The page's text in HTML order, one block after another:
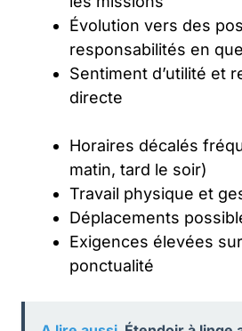
Évolution vers des
responsabilités en
Sentiment d’utilité et
directe
Horaires décalés
matin, tard le soir)
Travail physique et
Déplacements
Exigences élevées
ponctualité